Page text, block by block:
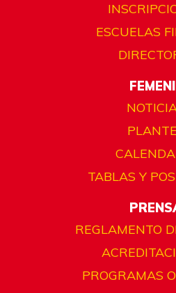
ESCUELAS
TABLAS Y
REGLAMENTO
PROGRAMAS